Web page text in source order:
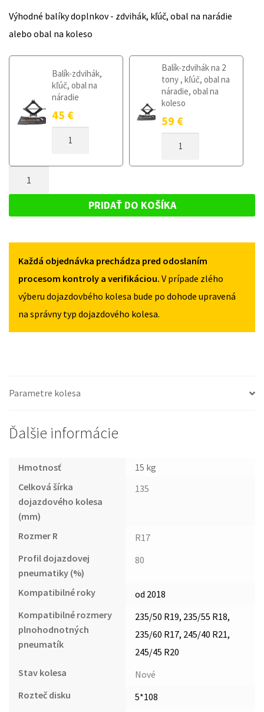
Výhodné balíky doplnkov - zdvihák, kľúč, obal na narádie
alebo obal na koleso
Balík-zdvihák,
kľúč, obal na
náradie
45 €
DOJAZDOVÉ
VOLVO
OD
135/80R17
Balík-zdvihák na 2
tony , kľúč, obal na
náradie, obal na
koleso
59 €
DOJAZDOVÉ
OD
2018
VOLVO
2018
135/80R17
5X108
PRIDAŤ DO KOŠÍKA
Každá objednávka prechádza pred odoslaním
procesom kontroly a verifikáciou. V prípade zlého
výberu dojazdovbého kolesa bude po dohode upravená
na správny typ dojazdového kolesa.
Parametre kolesa
Ďalšie informácie
Hmotnosť
15 kg
Celková šírka
dojazdového kolesa
(mm)
135
Rozmer R
R17
Profil dojazdovej
pneumatiky (%)
80
Kompatibilné roky
od 2018
Kompatibilné rozmery
plnohodnotných
pneumatík
235/50 R19, 235/55 R18,
235/60 R17, 245/40 R21,
245/45 R20
Stav kolesa
Nové
Rozteč disku
5*108